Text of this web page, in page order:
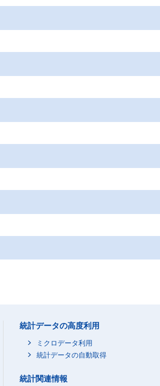
統計データの高度利用
ミクロデータ利用
統計データの自動取得
統計関連情報